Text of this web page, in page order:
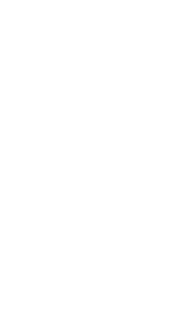
きがあれば、僕はそれ
捉えているんです。プロ
サービスでもUI/UXにも当
ういう“生活者側から能動
うなものをいかに創出でき
ると思っていて。なぜか
品を獲得するためのコス
るし、クオリティの面で
質になっていて、スペッ
っているからです。かつ
れるような、スペックを
があった時代が長く続き